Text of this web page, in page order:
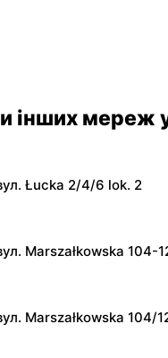
Dzieci Polskich 9
вул. Wiślana 32E
1
інших мереж
Łucka 2/4/6 lok. 2
Marszałkowska 104-
Marszałkowska 104/